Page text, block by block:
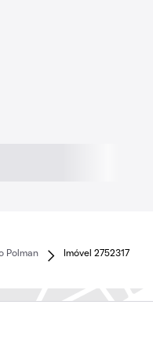
Polman Imóvel 2752317